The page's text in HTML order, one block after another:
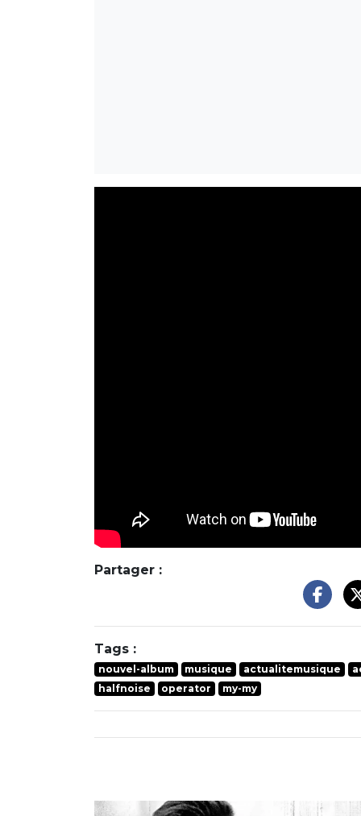
Partager :
Tags :
nouvel-album musique actualitemusique
halfnoise
operator my-my